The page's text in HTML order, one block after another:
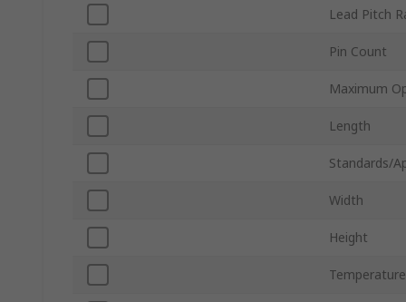
Lead Pitch
Pin Count
Maximum
Length
Standards/
Width
Height